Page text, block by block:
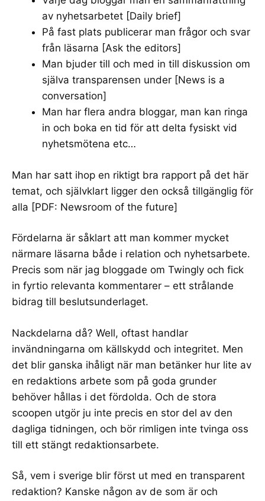
av nyhetsarbetet [Daily brief]
På fast plats publicerar man frågor och svar
från läsarna [Ask the editors]
Man bjuder till och med in till diskussion om
själva transparensen under [News is a
conversation]
Man har flera andra bloggar, man kan ringa
in och boka en tid för att delta fysiskt vid
nyhetsmötena etc…
Man har satt ihop en riktigt bra rapport på det här
temat, och självklart ligger den också tillgänglig för
alla [PDF: Newsroom of the future]
Fördelarna är såklart att man kommer mycket
närmare läsarna både i relation och nyhetsarbete.
Precis som när jag bloggade om Twingly och fick
in fyrtio relevanta kommentarer – ett strålande
bidrag till beslutsunderlaget.
Nackdelarna då? Well, oftast handlar
invändningarna om källskydd och integritet. Men
det blir ganska ihåligt när man betänker hur lite av
en redaktions arbete som på goda grunder
behöver hållas i det fördolda. Och de stora
scoopen utgör ju inte precis en stor del av den
dagliga tidningen, och bör rimligen inte tvinga oss
till ett stängt redaktionsarbete.
Så, vem i sverige blir först ut med en transparent
redaktion? Kanske någon av de som är och